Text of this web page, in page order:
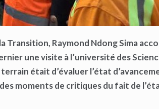
Transition, Raymond Ndong Sima
une visite à l’université des
était d’évaluer l’état
moments de critiques du fait de